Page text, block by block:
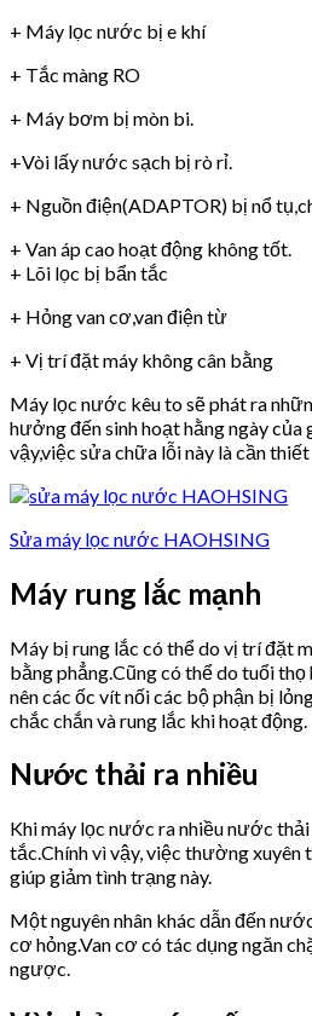
+ Máy lọc nước bị e khí
+ Tắc màng RO
+ Máy bơm bị mòn bi.
+Vòi lấy nước sạch bị rò rỉ.
+ Nguồn điện(ADAPTOR) bị nổ
+ Van áp cao hoạt động không tốt.
+ Lõi lọc bị bẩn tắc
+ Hỏng van cơ,van điện từ
+ Vị trí đặt máy không cân bằng
Máy lọc nước kêu to sẽ phát ra
hưởng đến sinh hoạt hằng ngày của
vậy,việc sửa chữa lỗi này là cần thiết
Sửa máy lọc nước HAOHSING
Máy rung lắc mạnh
Máy bị rung lắc có thể do vị trí đặt
bằng phẳng.Cũng có thể do tuổi
nên các ốc vít nối các bộ phận bị
chắc chắn và rung lắc khi hoạt động.
Nước thải ra nhiều
Khi máy lọc nước ra nhiều nước
tắc.Chính vì vậy, việc thường xuyên
giúp giảm tình trạng này.
Một nguyên nhân khác dẫn đến
cơ hỏng.Van cơ có tác dụng ngăn
ngược.